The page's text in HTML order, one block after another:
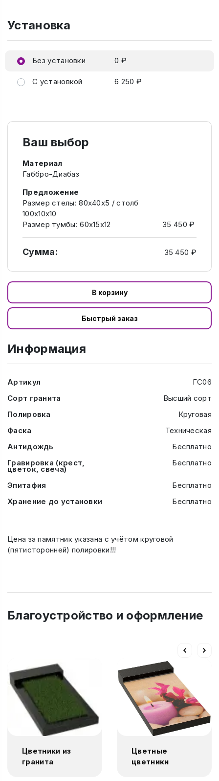
Установка
Без установки 0 ₽
С установкой 6 250 ₽
Ваш выбор
Материал
Габбро-Диабаз
Предложение
Размер стелы: 80х40х5 / столб
100х10х10
Размер тумбы: 60х15х12
35 450 ₽
Сумма: 35 450 ₽
В корзину
Быстрый заказ
Информация
Артикул
ГС06
Сорт гранита
Высший сорт
Полировка
Круговая
Фаска
Техническая
Антидождь
Бесплатно
Гравировка (крест,
цветок, свеча)
Бесплатно
Эпитафия
Бесплатно
Хранение до установки
Бесплатно
Цена за памятник указана с учётом круговой
(пятисторонней) полировки!!!
Благоустройство и оформление
Цветники из
гранита
Цветные
цветники